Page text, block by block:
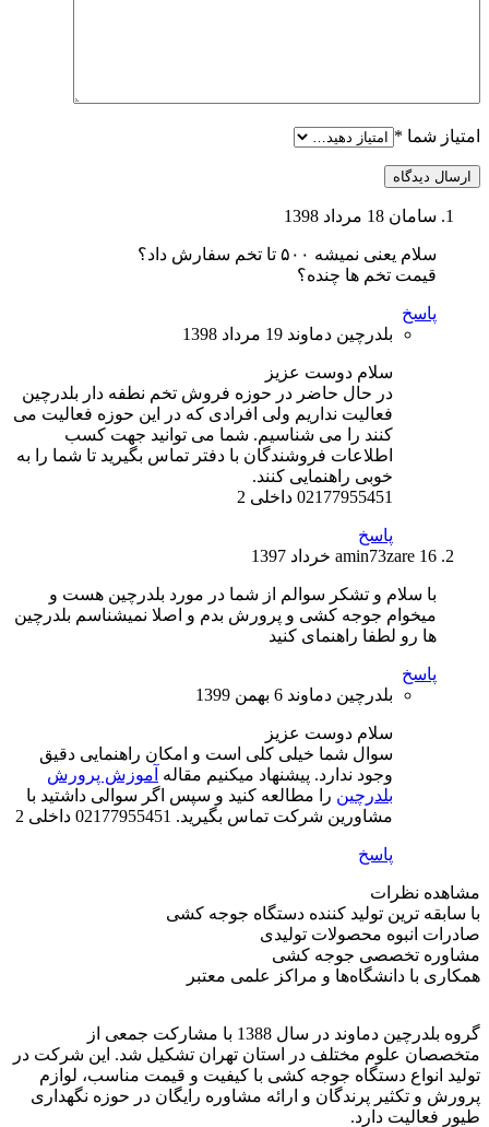
امتیاز شما *
ارسال دیدگاه
سامان 18 مرداد 1398
سلام یعنی نمیشه ۵۰۰ تا تخم سفارش داد؟
قیمت تخم ها چنده؟
پاسخ
بلدرچین دماوند 19 مرداد 1398
سلام دوست عزیز
در حال حاضر در حوزه فروش تخم نطفه دار بلدرچین
فعالیت نداریم ولی افرادی که در این حوزه فعالیت می
کنند را می شناسیم. شما می توانید جهت کسب
اطلاعات فروشندگان با دفتر تماس بگیرید تا شما را به
خوبی راهنمایی کنند.
02177955451 داخلی 2
پاسخ
amin73zare 16 خرداد 1397
با سلام و تشکر سوالم از شما در مورد بلدرچین هست و
میخوام جوجه کشی و پرورش بدم و اصلا نمیشناسم بلدرچین
ها رو لطفا راهنمای کنید
پاسخ
بلدرچین دماوند 6 بهمن 1399
سلام دوست عزیز
سوال شما خیلی کلی است و امکان راهنمایی دقیق
وجود ندارد. پیشنهاد میکنیم مقاله آموزش پرورش
بلدرچین را مطالعه کنید و سپس اگر سوالی داشتید با
مشاورین شرکت تماس بگیرید. 02177955451 داخلی 2
پاسخ
مشاهده نظرات
با سابقه ترین تولید کننده دستگاه جوجه کشی
صادرات انبوه محصولات تولیدی
مشاوره تخصصی جوجه کشی
همکاری با دانشگاه‌ها و مراکز علمی معتبر
گروه بلدرچین دماوند در سال 1388 با مشارکت جمعی از
متخصصان علوم مختلف در استان تهران تشکیل شد. این شرکت در
تولید انواع دستگاه جوجه کشی با کیفیت و قیمت مناسب، لوازم
پرورش و تکثیر پرندگان و ارائه مشاوره رایگان در حوزه نگهداری
طیور فعالیت دارد.